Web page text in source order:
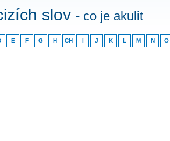
slov - co je akulit
E F G H CH I J K L M N O